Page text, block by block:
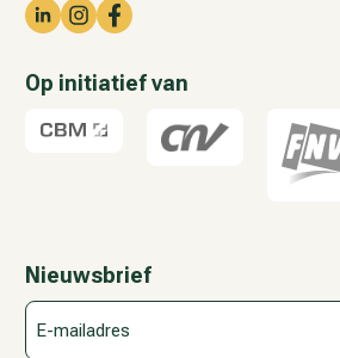
Op initiatief van
Nieuwsbrief
E-
mailadres